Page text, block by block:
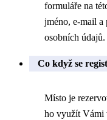
formuláře na
jméno, e-mail a
osobních údajů.
Co když se
Místo je
ho využít Vámi